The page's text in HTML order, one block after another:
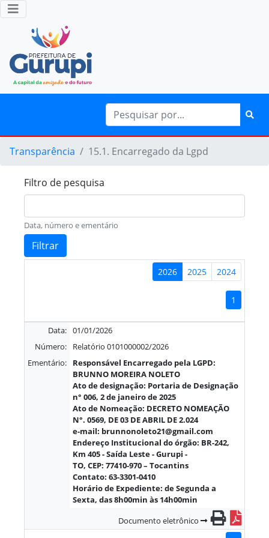
Transparência 15.1. Encarregado da Lgpd
Filtro de pesquisa
Data, número e ementário
Filtrar
2026 2025 2024
1
Data: 01/01/2026
Número:
Relatório 0101000002/2026
Ementário:
Responsável Encarregado pela LGPD:
BRUNNO MOREIRA NOLETO
Ato de designação: Portaria de Designação
n° 006, 2 de janeiro de 2025
Ato de Nomeação: DECRETO NOMEAÇÃO
N°. 0569, DE 03 DE ABRIL DE 2.024
e-mail: brunnonoleto21@gmail.com
Endereço Institucional do órgão: BR-242,
Km 405 - Saída Leste - Gurupi -
TO, CEP: 77410-970 – Tocantins
Contato: 63-3301-0410
Horário de Expediente: de Segunda a
Sexta, das 8h00min às 14h00min
Documento eletrônico